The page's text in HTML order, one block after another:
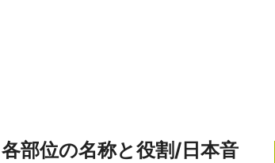
部位の名称と役割/日本音